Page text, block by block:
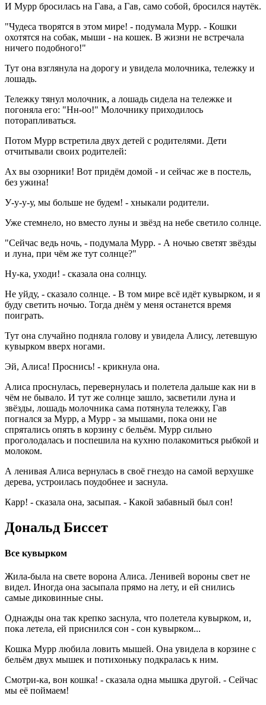
И Мурр бросилась на Гава, а Гав, само собой, бросился наутёк.
"Чудеса творятся в этом мире! - подумала Мурр. - Кошки
охотятся на собак, мыши - на кошек. В жизни не встречала
ничего подобного!"
Тут она взглянула на дорогу и увидела молочника, тележку и
лошадь.
Тележку тянул молочник, а лошадь сидела на тележке и
погоняла его: "Нн-оо!" Молочнику приходилось
поторапливаться.
Потом Мурр встретила двух детей с родителями. Дети
отчитывали своих родителей:
Ах вы озорники! Вот придём домой - и сейчас же в постель,
без ужина!
У-у-у-у, мы больше не будем! - хныкали родители.
Уже стемнело, но вместо луны и звёзд на небе светило солнце.
"Сейчас ведь ночь, - подумала Мурр. - А ночью светят звёзды
и луна, при чём же тут солнце?"
Ну-ка, уходи! - сказала она солнцу.
Не уйду, - сказало солнце. - В том мире всё идёт кувырком, и я
буду светить ночью. Тогда днём у меня останется время
поиграть.
Тут она случайно подняла голову и увидела Алису, летевшую
кувырком вверх ногами.
Эй, Алиса! Проснись! - крикнула она.
Алиса проснулась, перевернулась и полетела дальше как ни в
чём не бывало. И тут же солнце зашло, засветили луна и
звёзды, лошадь молочника сама потянула тележку, Гав
погнался за Мурр, а Мурр - за мышами, пока они не
спрятались опять в корзину с бельём. Мурр сильно
проголодалась и поспешила на кухню полакомиться рыбкой и
молоком.
А ленивая Алиса вернулась в своё гнездо на самой верхушке
дерева, устроилась поудобнее и заснула.
Карр! - сказала она, засыпая. - Какой забавный был сон!
Дональд Биссет
Все кувырком
Жила-была на свете ворона Алиса. Ленивей вороны свет не
видел. Иногда она засыпала прямо на лету, и ей снились
самые диковинные сны.
Однажды она так крепко заснула, что полетела кувырком, и,
пока летела, ей приснился сон - сон кувырком...
Кошка Мурр любила ловить мышей. Она увидела в корзине с
бельём двух мышек и потихоньку подкралась к ним.
Смотри-ка, вон кошка! - сказала одна мышка другой. - Сейчас
мы её поймаем!